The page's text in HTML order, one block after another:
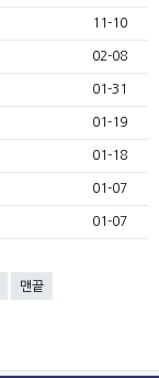
11-10
02-08
01-31
01-19
01-18
01-07
01-07
맨끝